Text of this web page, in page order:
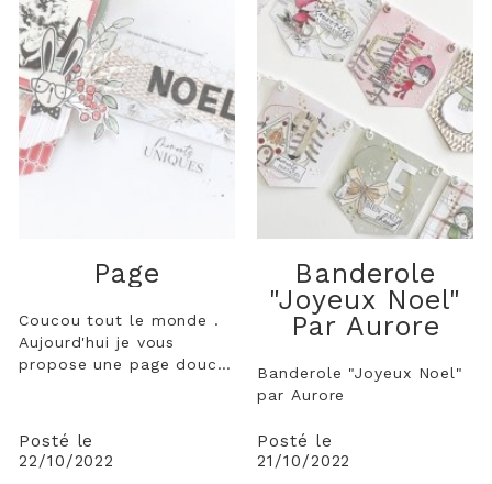
Page
Coucou tout le monde .
Aujourd'hui je vous
propose une page douce
c'est bientôt les fêtes de
Noel et on commence à
s'activer surtout quand
Posté le
22/10/2022
Banderole
"Joyeux Noel"
Par Aurore
Banderole "Joyeux Noel"
par Aurore
Posté le
21/10/2022